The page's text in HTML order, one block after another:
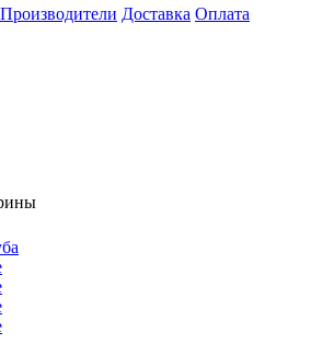
Производители Доставка Оплата